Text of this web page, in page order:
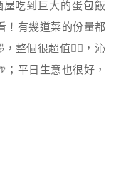
吃到巨大的蛋包飯
！有幾道菜的份量都
整個很超值👍🏻，沁
平日生意也很好，